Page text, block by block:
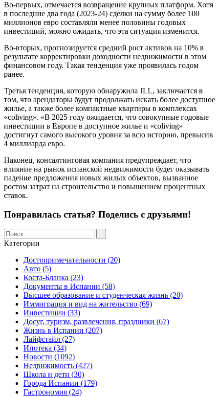
Во-первых, отмечается возвращение крупных платформ. Хотя
в последние два года (2023-24) сделки на сумму более 100
миллионов евро составляли менее половины годовых
инвестиций, можно ожидать, что эта ситуация изменится.
Во-вторых, прогнозируется средний рост активов на 10% в
результате корректировки доходности недвижимости в этом
финансовом году. Такая тенденция уже проявилась годом
ранее.
Третья тенденция, которую обнаружила JLL, заключается в
том, что арендаторы будут продолжать искать более доступное
жилье, а также более компактные квартиры в комплексах
«coliving». «В 2025 году ожидается, что совокупные годовые
инвестиции в Европе в доступное жилье и «coliving»
достигнут самого высокого уровня за всю историю, превысив
4 миллиарда евро.
Наконец, консалтинговая компания предупреждает, что
влияние на рынок испанской недвижимости будет оказывать
падение предложения новых жилых объектов, вызванное
ростом затрат на строительство и повышением процентных
ставок.
Понравилась статья? Поделись с друзьями!
Категории
Достопримечательности (20)
Авто (5)
Коста-Бланка (23)
Документы в Испании (58)
Высшее образование и студенческая жизнь (20)
Иммиграция и вид на жительство (69)
Инвестиции (33)
Досуг, туризм, развлечения, праздники (67)
Жизнь в Испании (207)
Лайфстайл (27)
Ипотека (34)
Новости (1092)
Недвижимость (427)
Школа и дети (30)
Города Испании (179)
Гастрономия (24)